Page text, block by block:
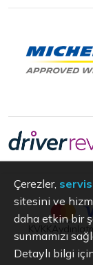
Çerezler,
sitesini ve
daha etkin bir
sunmamızı
Detaylı bilgi